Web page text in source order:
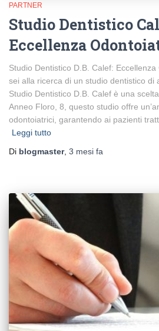
PARTNER
Studio Dentistico
Eccellenza
Studio Dentistico D.B. Calef:
sei alla ricerca di un studio dentistico di
Studio Dentistico D.B. Calef è una
Anneo Floro, 8, questo studio offre
odontoiatrici, garantendo ai pazienti
Leggi tutto
Di blogmaster, 3 mesi fa